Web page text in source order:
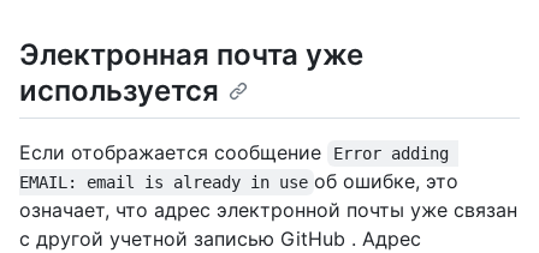
Электронная почта уже
используется
Если отображается сообщение
Error adding
EMAIL: email is already in use об ошибке, это
означает, что адрес электронной почты уже связан
с другой учетной записью GitHub . Адрес